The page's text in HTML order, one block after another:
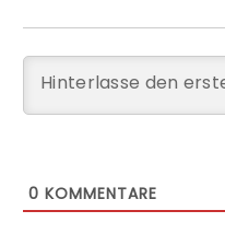
0 KOMMENTARE